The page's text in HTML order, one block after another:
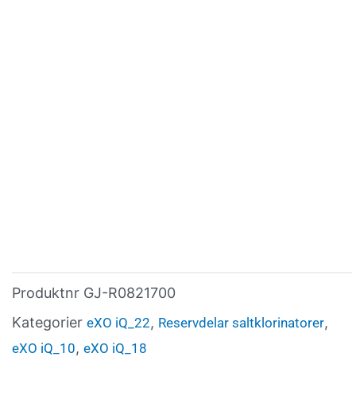
Produktnr GJ-R0821700
Kategorier eXO iQ_22, Reservdelar saltklorinatorer,
eXO iQ_10, eXO iQ_18